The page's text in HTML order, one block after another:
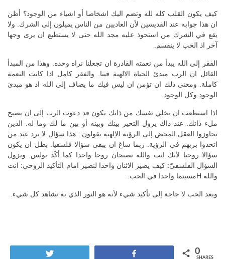
كيف يكون القلب كله لله وتضم اليك اشخاصا أو اشياء من الوجود؟ أظن
ان هذا جوابه عند القديسين لأن العاديين من الناس يميلون إلى الشرك. ولا
يقع في الشرك من استحوذ عليه مجد الله حتى لا يستطيع ان يرى وجها
آخر اذ الحب لا ينقسم.
الفقر إلى الله يبدأ من نعمته القادرة ان تجعلنا نراه وحده. وهذا من المبدأ
القائل ان الرب مبدئ الحياة الالهية فينا. والفقر كامل اذا كانت النعمة
كاملة. ومعنى ذلك ان تؤمن ان ليس فيك ما يضاف إلى الله اذ هو مبدئ
الوجود وكل الوجود.
اذا استطعت ان تخلي نفسك من ذاتك تكون قد دعوت الرب إلى ان يصبح
ملء ذاتك. عند ذاك يزول التحير بينك وبينه أو بين ما لك وما له. الذين
تجاوزوا العقل المحض إلى الرؤية الإلهية يقولون : هذا سؤال لا يرد عند من
اتحدوا بربهم في الرؤية. ربما ساغ ان يبقى سؤالا فلسفيا. بطل ان يكون
سؤالا روحيا لأنك انت والله تصبحان روحا واحدا كما أكّد بولس. ويزول
السؤال الفلسفيّ: كيف يصير الاثنان واحدا لنصير امام التأكيد الروحي: انت
والله Hمسيتما واحدا في الحب.
وبعد الحب لا حاجة إلى تأكيد شيء لأنه هو النور الذي به نشاهد كل شيء.
0
SHARES